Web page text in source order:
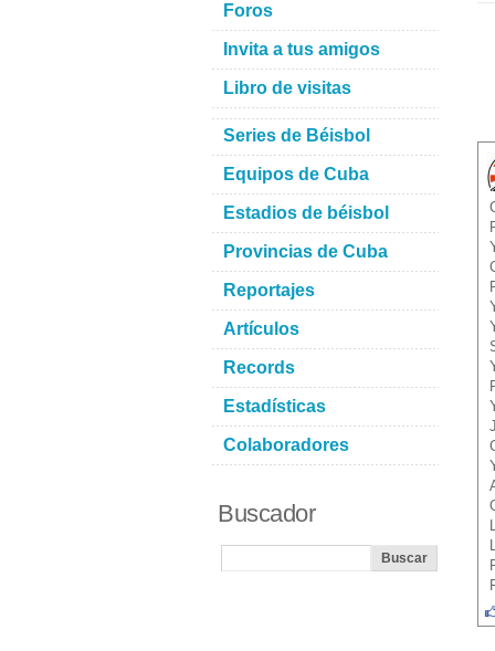
Foros
Invita a tus amigos
Libro de visitas
Series de Béisbol
Equipos de Cuba
Estadios de béisbol
Provincias de Cuba
Reportajes
Artículos
Records
Estadísticas
Colaboradores
Buscador